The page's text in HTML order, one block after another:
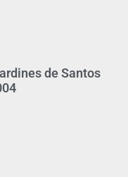
de Santos